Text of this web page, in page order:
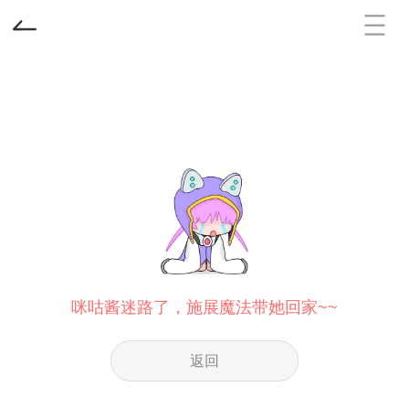
咪咕酱迷路了，施展魔法带她回家~~
返回